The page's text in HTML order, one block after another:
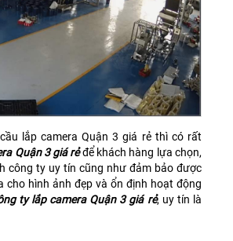
lắp camera Quận 3 giá rẻ thì có rất
Quận 3 giá rẻđể khách hàng lựa chọn,
công ty uy tín cũng như đảm bảo được
cho hình ảnh đẹp và ổn định hoạt động
ty lắp camera Quận 3 giá rẻ, uy tín là